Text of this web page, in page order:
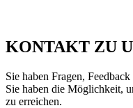
KONTAKT ZU
Sie haben Fragen,
Sie haben die Möglichkeit,
zu erreichen.